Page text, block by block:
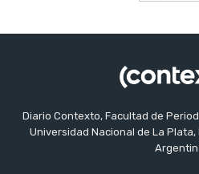
Diario Contexto, Facultad de
Universidad Nacional de La